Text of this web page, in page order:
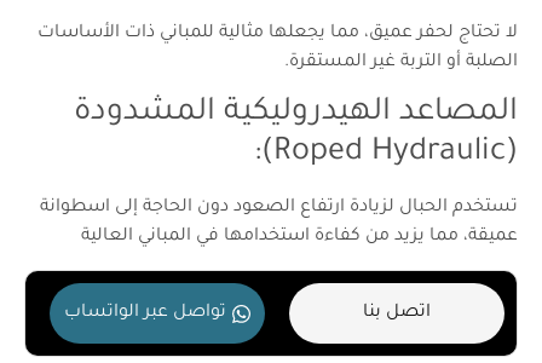
لا تحتاج لحفر عميق، مما يجعلها مثالية للمباني ذات الأساسات
الصلبة أو التربة غير المستقرة.
المصاعد الهيدروليكية المشدودة
(Roped Hydraulic):
تستخدم الحبال لزيادة ارتفاع الصعود دون الحاجة إلى اسطوانة
عميقة، مما يزيد من كفاءة استخدامها في المباني العالية
اتصل بنا تواصل عبر الواتساب